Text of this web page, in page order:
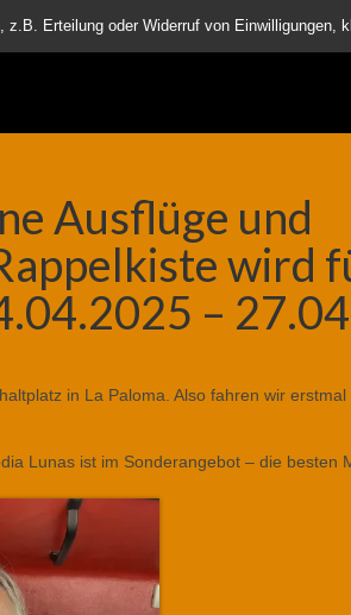
Ausflüge und
wird
–
in La Paloma. Also fahren wir
Lunas ist im Sonderangebot – die besten
Erteilung oder Widerruf von Einwilligungen,